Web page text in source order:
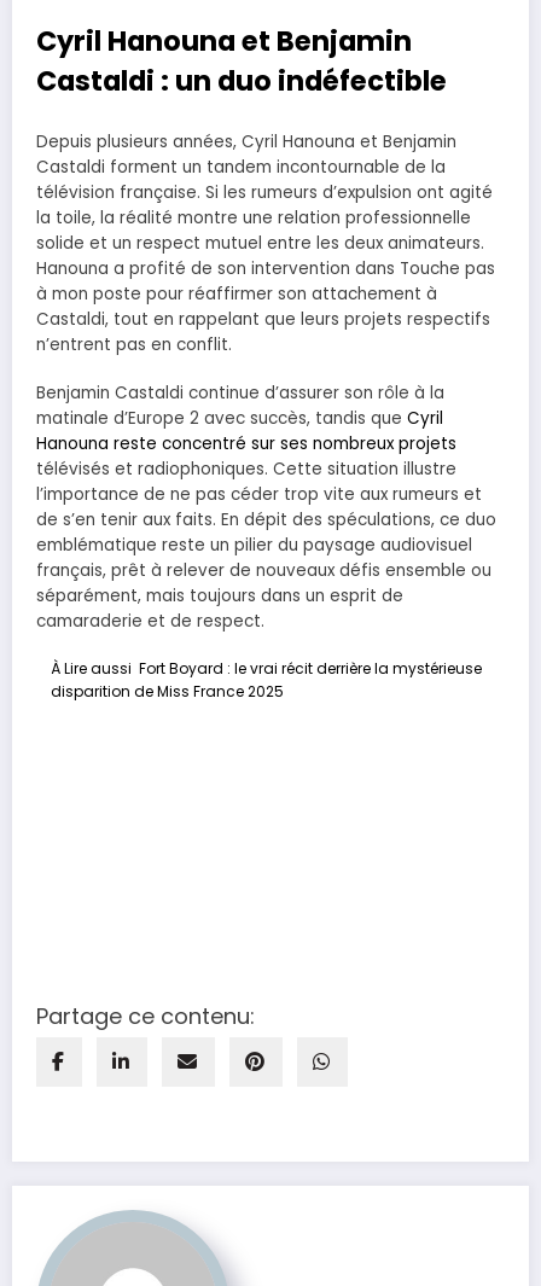
Cyril Hanouna et Benjamin
Castaldi : un duo indéfectible
Depuis plusieurs années, Cyril Hanouna et Benjamin
Castaldi forment un tandem incontournable de la
télévision française. Si les rumeurs d’expulsion ont agité
la toile, la réalité montre une relation professionnelle
solide et un respect mutuel entre les deux animateurs.
Hanouna a profité de son intervention dans Touche pas
à mon poste pour réaffirmer son attachement à
Castaldi, tout en rappelant que leurs projets respectifs
n’entrent pas en conflit.
Benjamin Castaldi continue d’assurer son rôle à la
matinale d’Europe 2 avec succès, tandis que Cyril
Hanouna reste concentré sur ses nombreux projets
télévisés et radiophoniques. Cette situation illustre
l’importance de ne pas céder trop vite aux rumeurs et
de s’en tenir aux faits. En dépit des spéculations, ce duo
emblématique reste un pilier du paysage audiovisuel
français, prêt à relever de nouveaux défis ensemble ou
séparément, mais toujours dans un esprit de
camaraderie et de respect.
À Lire aussi Fort Boyard : le vrai récit derrière la mystérieuse
disparition de Miss France 2025
Partage ce contenu: